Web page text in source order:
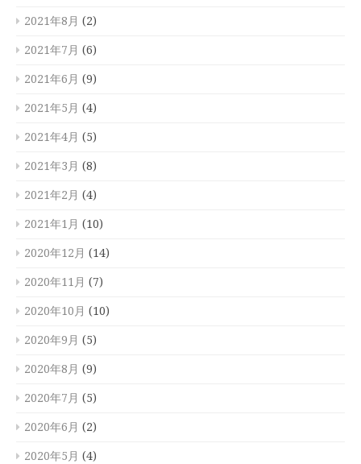
2021年8月 (2)
2021年7月 (6)
2021年6月 (9)
2021年5月 (4)
2021年4月 (5)
2021年3月 (8)
2021年2月 (4)
2021年1月 (10)
2020年12月 (14)
2020年11月 (7)
2020年10月 (10)
2020年9月 (5)
2020年8月 (9)
2020年7月 (5)
2020年6月 (2)
2020年5月 (4)